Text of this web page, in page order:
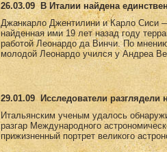
26.03.09
В Италии найдена
Джанкарло Джентилини и Карло Сиси
найденная ими 19 лет назад году
работой Леонардо да Винчи. По
молодой Леонардо учился у Андреа
29.01.09
Исследователи
Итальянским ученым удалось
разгар Международного
прижизненный портрет великого